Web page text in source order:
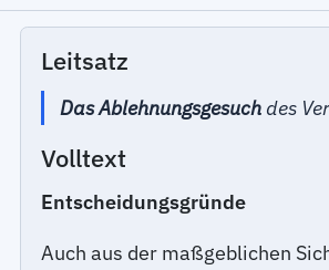
Leitsatz
Das Ablehnungsgesuch des
Volltext
Entscheidungsgründe
Auch aus der maßgeblichen